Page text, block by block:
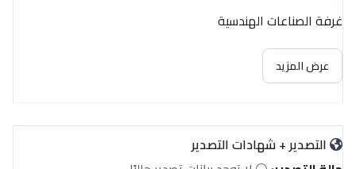
غرفة الصناعات الهندسية
عرض المزيد
التصدير + شهادات التصدير